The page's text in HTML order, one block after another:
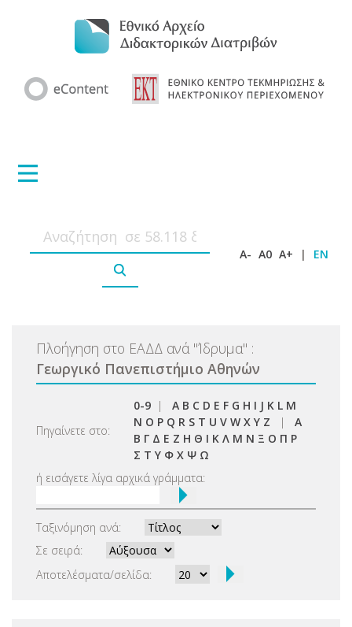
A- A0 A+ | EN
Πλοήγηση στο ΕΑΔΔ ανά "Ίδρυμα" :
Γεωργικό Πανεπιστήμιο Αθηνών
Πηγαίνετε στο:
0-9 | A B C D E F G H I J K L M
N O P Q R S T U V W X Y Z | Α
Β Γ Δ Ε Ζ Η Θ Ι Κ Λ Μ Ν Ξ Ο Π Ρ
Σ Τ Υ Φ Χ Ψ Ω
ή εισάγετε λίγα αρχικά γράμματα:
Ταξινόμηση ανά:
Σε σειρά:
Αποτελέσματα/σελίδα: